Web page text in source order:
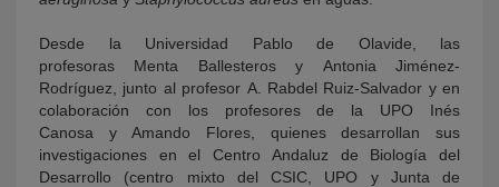
Desde la Universidad Pablo de Olavide, las
profesoras Menta Ballesteros y Antonia Jiménez-
Rodríguez, junto al profesor A. Rabdel Ruiz-Salvador y en
colaboración con los profesores de la UPO Inés
Canosa y Amando Flores, quienes desarrollan sus
investigaciones en el Centro Andaluz de Biología del
Desarrollo (centro mixto del CSIC, UPO y Junta de